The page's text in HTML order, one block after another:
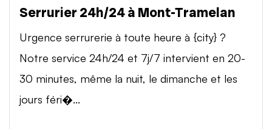
Serrurier 24h/24 à Mont-Tramelan
Urgence serrurerie à toute heure à {city} ?
Notre service 24h/24 et 7j/7 intervient en 20-
30 minutes, même la nuit, le dimanche et les
jours féri�...